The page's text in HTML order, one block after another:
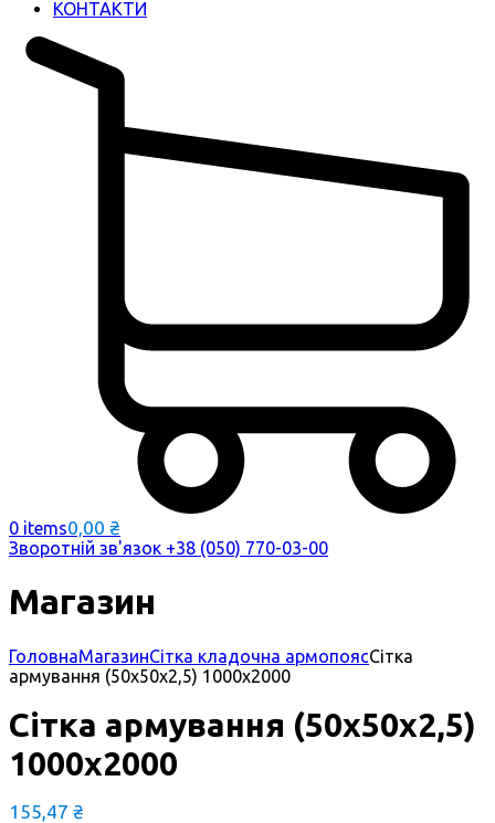
КОНТАКТИ
0 items0,00 ₴
Зворотній зв'язок +38 (050) 770-03-00
Магазин
ГоловнаМагазинСітка кладочна армопоясСітка
армування (50х50х2,5) 1000х2000
Сітка армування (50х50х2,5)
1000х2000
155,47 ₴